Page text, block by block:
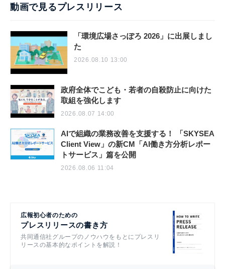
動画で見るプレスリリース
「環境広場さっぽろ 2026」に出展しまし
た
2026.08.10 13:00
政府全体でこども・若者の自殺防止に向けた
取組を強化します
2026.08.07 14:00
AIで組織の業務改善を支援する！ 「SKYSEA
Client View」の新CM「AI働き方分析レポー
トサービス」篇を公開
2026.08.06 11:04
広報初心者のための
プレスリリースの書き方
共同通信社グループのノウハウをもとにプレスリ
リースの基本的なポイントを解説！